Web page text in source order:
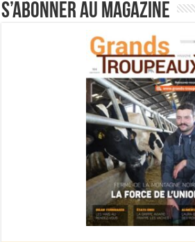
S’abonner au magazine